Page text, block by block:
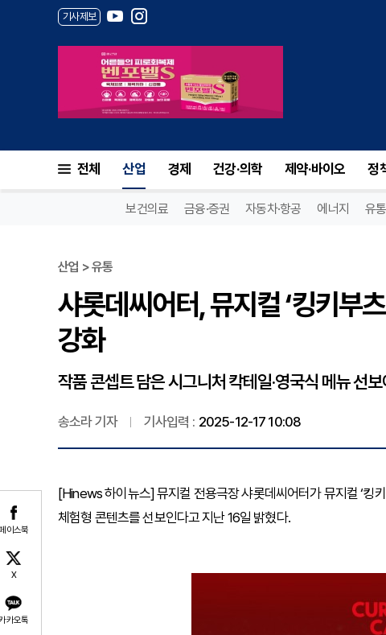
기사제보
전체 산업 경제 건강·의학 제약·바이오 정
보건의료 금융·증권 자동차·항공 에너지 유통
이스북
X
카오톡
산업 > 유통
샤롯데씨어터, 뮤지컬 ‘킹키부
강화
작품 콘셉트 담은 시그니처 칵테일·영국식 메뉴 선
송소라 기자 기사입력 : 2025-12-17 10:08
[Hinews 하이뉴스] 뮤지컬 전용극장 샤롯데씨어터가 뮤지컬 ‘킹
체험형 콘텐츠를 선보인다고 지난 16일 밝혔다.